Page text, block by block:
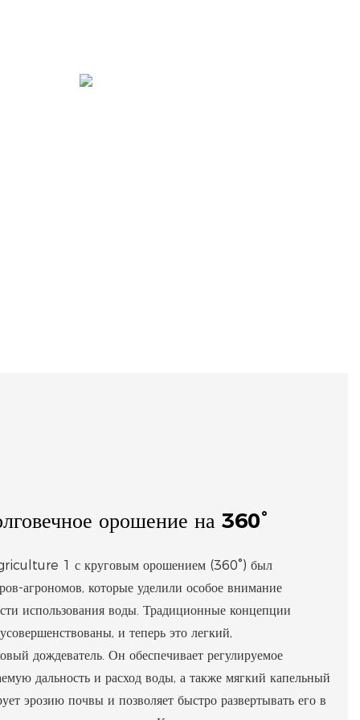
орошение на 360°
1 с круговым орошением (360°) был
агрономов, которые уделили особое внимание
использования воды. Традиционные концепции
и теперь это легкий,
дождеватель. Он обеспечивает регулируемое
дальность и расход воды, а также мягкий капельный
эрозию почвы и позволяет быстро развертывать его в